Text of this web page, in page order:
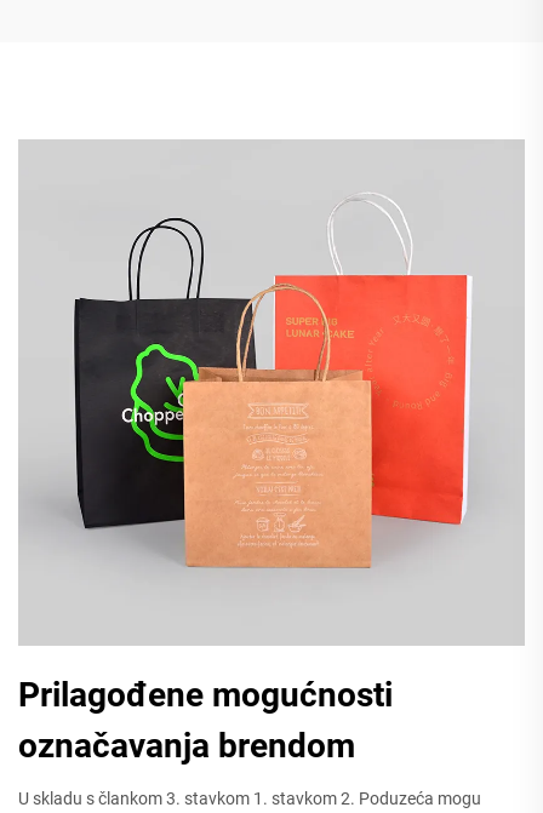
Prilagođene mogućnosti
označavanja brendom
U skladu s člankom 3. stavkom 1. stavkom 2. Poduzeća mogu